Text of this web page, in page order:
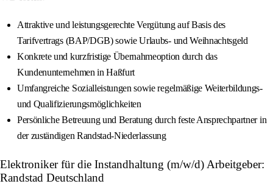
Attraktive und leistungsgerechte Vergütung auf Basis des
Tarifvertrags (BAP/DGB) sowie Urlaubs- und Weihnachtsgeld
Konkrete und kurzfristige Übernahmeoption durch das
Kundenunternehmen in Haßfurt
Umfangreiche Sozialleistungen sowie regelmäßige Weiterbildungs-
und Qualifizierungsmöglichkeiten
Persönliche Betreuung und Beratung durch feste Ansprechpartner in
der zuständigen Randstad-Niederlassung
Elektroniker für die Instandhaltung (m/w/d) Arbeitgeber:
Randstad Deutschland